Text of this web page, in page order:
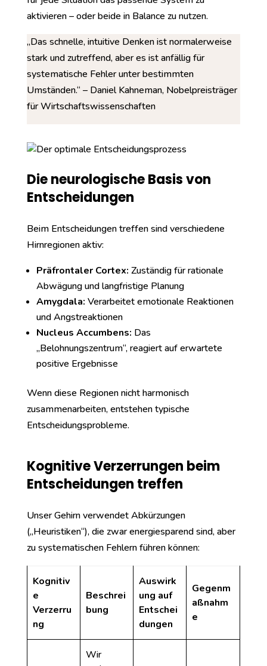
aktivieren – oder beide in Balance zu nutzen.
„Das schnelle, intuitive Denken ist normalerweise
stark und zutreffend, aber es ist anfällig für
systematische Fehler unter bestimmten
Umständen.“ – Daniel Kahneman, Nobelpreisträger
für Wirtschaftswissenschaften
Die neurologische Basis von
Entscheidungen
Beim Entscheidungen treffen sind verschiedene
Hirnregionen aktiv:
Präfrontaler Cortex: Zuständig für rationale
Abwägung und langfristige Planung
Amygdala: Verarbeitet emotionale Reaktionen
und Angstreaktionen
Nucleus Accumbens: Das
„Belohnungszentrum“, reagiert auf erwartete
positive Ergebnisse
Wenn diese Regionen nicht harmonisch
zusammenarbeiten, entstehen typische
Entscheidungsprobleme.
Kognitive Verzerrungen beim
Entscheidungen treffen
Unser Gehirn verwendet Abkürzungen
(„Heuristiken“), die zwar energiesparend sind, aber
zu systematischen Fehlern führen können:
Kognitiv
e
Verzerru
ng
Beschrei
bung
Auswirk
ung auf
Entschei
dungen
Gegenm
aßnahm
e
Wir